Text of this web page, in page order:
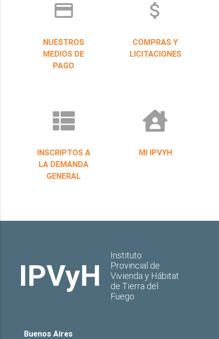
credit_card
NUESTROS
MEDIOS DE
PAGO
attach_money
COMPRAS Y
LICITACIONES
INSCRIPTOS A
LA DEMANDA
GENERAL
MI IPVYH
IPVyH
Instituto
Provincial de
Vivienda y Hábitat
de Tierra del
Fuego
Buenos Aires